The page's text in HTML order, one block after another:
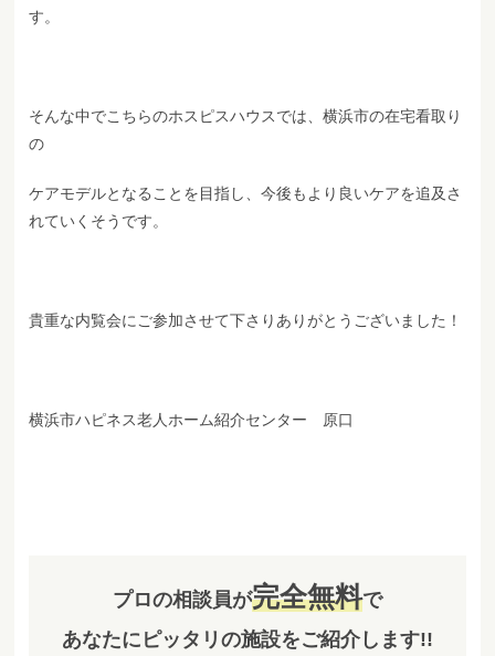
す。
そんな中でこちらのホスピスハウスでは、横浜市の在宅看取り
の
ケアモデルとなることを目指し、今後もより良いケアを追及さ
れていくそうです。
貴重な内覧会にご参加させて下さりありがとうございました！
横浜市ハピネス老人ホーム紹介センター 原口
プロの相談員が完全無料で
あなたにピッタリの施設をご紹介します!!